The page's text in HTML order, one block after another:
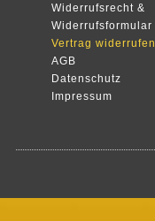
Widerrufsrecht &
Widerrufsformular
Vertrag widerrufen
AGB
Datenschutz
Impressum